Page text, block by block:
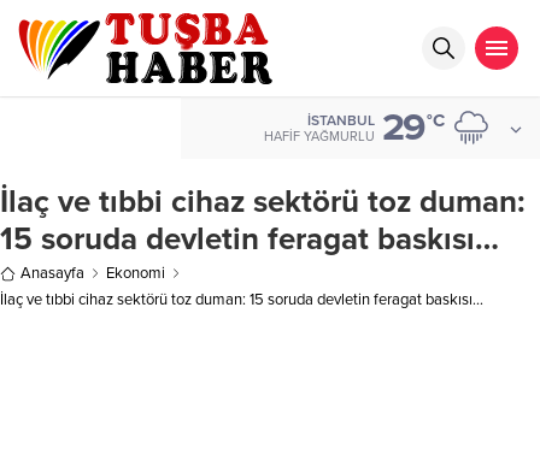
İSTANBUL
HAFIF YAĞMURLU 29°C
İlaç ve tıbbi cihaz sektörü toz duman:
15 soruda devletin feragat baskısı…
Anasayfa
Ekonomi
İlaç ve tıbbi cihaz sektörü toz duman: 15 soruda devletin feragat baskısı…